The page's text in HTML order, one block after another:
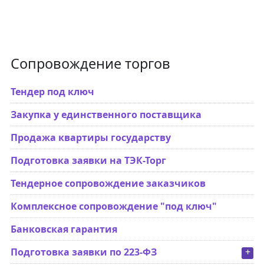
Сопровождение торгов
Тендер под ключ
Закупка у единственного поставщика
Продажа квартиры государству
Подготовка заявки на ТЭК-Торг
Тендерное сопровождение заказчиков
Комплексное сопровождение "под ключ"
Банковская гарантия
+
Подготовка заявки по 223-ФЗ